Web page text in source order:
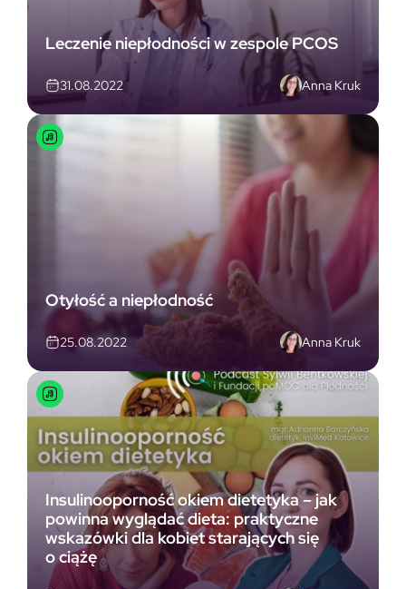
Leczenie niepłodności w zespole PCOS
31.08.2022 Anna Kruk
Otyłość a niepłodność
25.08.2022 Anna Kruk
Insulinooporność okiem dietetyka – jak
powinna wyglądać dieta: praktyczne
wskazówki dla kobiet starających się
o ciążę